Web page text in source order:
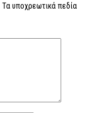
Τα υποχρεωτικά πεδία